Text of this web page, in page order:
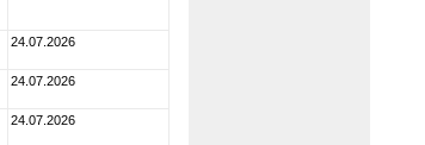
24.07.2026
24.07.2026
24.07.2026